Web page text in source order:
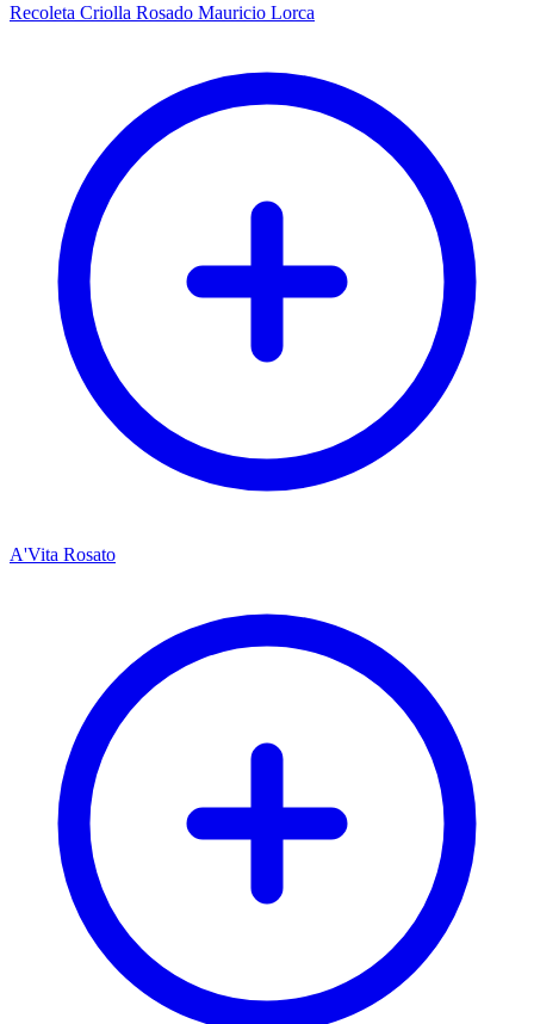
Recoleta Criolla Rosado Mauricio Lorca
A'Vita Rosato